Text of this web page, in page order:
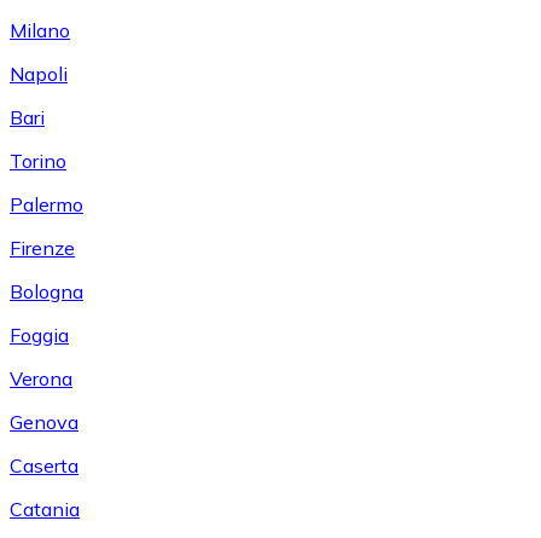
Milano
Napoli
Bari
Torino
Palermo
Firenze
Bologna
Foggia
Verona
Genova
Caserta
Catania